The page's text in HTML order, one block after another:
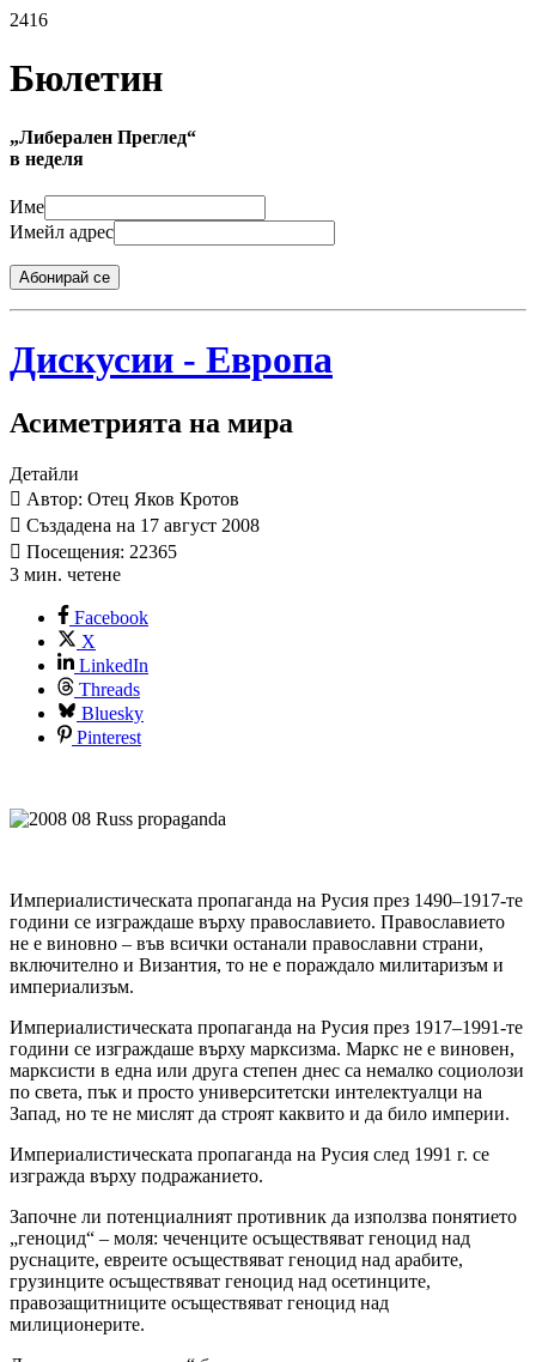
2416
Бюлетин
„Либерален Преглед“
в неделя
Име
Имейл адрес
Абонирай се
Дискусии - Европа
Асиметрията на мира
Детайли
Автор: Отец Яков Кротов
Създадена на 17 август 2008
Посещения: 22365
3 мин. четене
Facebook
X
LinkedIn
Threads
Bluesky
Pinterest
Империалистическата пропаганда на Русия през 1490–1917-те
години се изграждаше върху православието. Православието
не е виновно – във всички останали православни страни,
включително и Византия, то не е пораждало милитаризъм и
империализъм.
Империалистическата пропаганда на Русия през 1917–1991-те
години се изграждаше върху марксизма. Маркс не е виновен,
марксисти в една или друга степен днес са немалко социолози
по света, пък и просто университетски интелектуалци на
Запад, но те не мислят да строят каквито и да било империи.
Империалистическата пропаганда на Русия след 1991 г. се
изгражда върху подражанието.
Започне ли потенциалният противник да използва понятието
„геноцид“ – моля: чеченците осъществяват геноцид над
руснаците, евреите осъществяват геноцид над арабите,
грузинците осъществяват геноцид над осетинците,
правозащитниците осъществяват геноцид над
милиционерите.